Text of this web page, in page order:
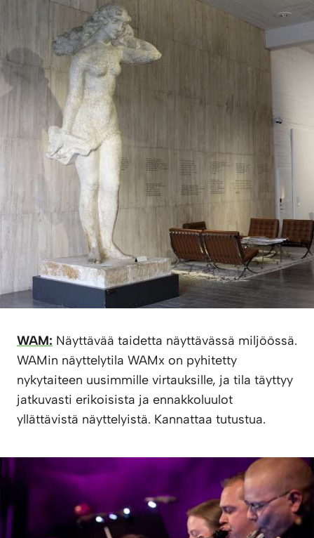
WAM: Näyttävää taidetta näyttävässä miljöössä.
WAMin näyttelytila WAMx on pyhitetty
nykytaiteen uusimmille virtauksille, ja tila täyttyy
jatkuvasti erikoisista ja ennakkoluulot
yllättävistä näyttelyistä. Kannattaa tutustua.